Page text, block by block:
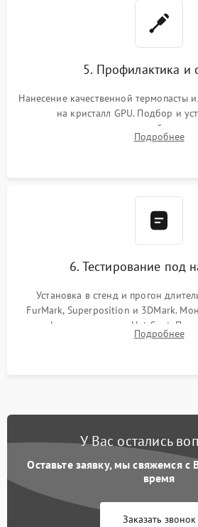
5. Профилактика и
Нанесение качественной термопасты
на кристалл GPU. Подбор и
термопрокладок правильной
питания. Монтаж радиатора и
Подробнее
6. Тестирование под
Установка в стенд и прогон
FurMark, Superposition и 3DMark.
графического чипа и Hot Spot.
артефактов изображения, вылетов
Подробнее
У Вас остались
Оставьте заявку, мы свяжемся
время
Заказать звонок